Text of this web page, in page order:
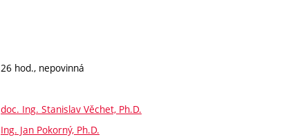
26 hod., nepovinná
doc. Ing. Stanislav Věchet, Ph.D.
Ing. Jan Pokorný, Ph.D.